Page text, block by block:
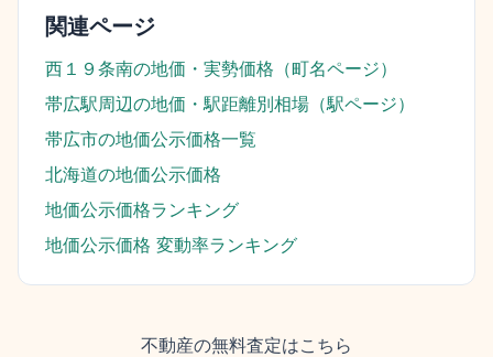
関連ページ
西１９条南の地価・実勢価格（町名ページ）
帯広駅周辺の地価・駅距離別相場（駅ページ）
帯広市の地価公示価格一覧
北海道の地価公示価格
地価公示価格ランキング
地価公示価格 変動率ランキング
不動産の無料査定はこちら